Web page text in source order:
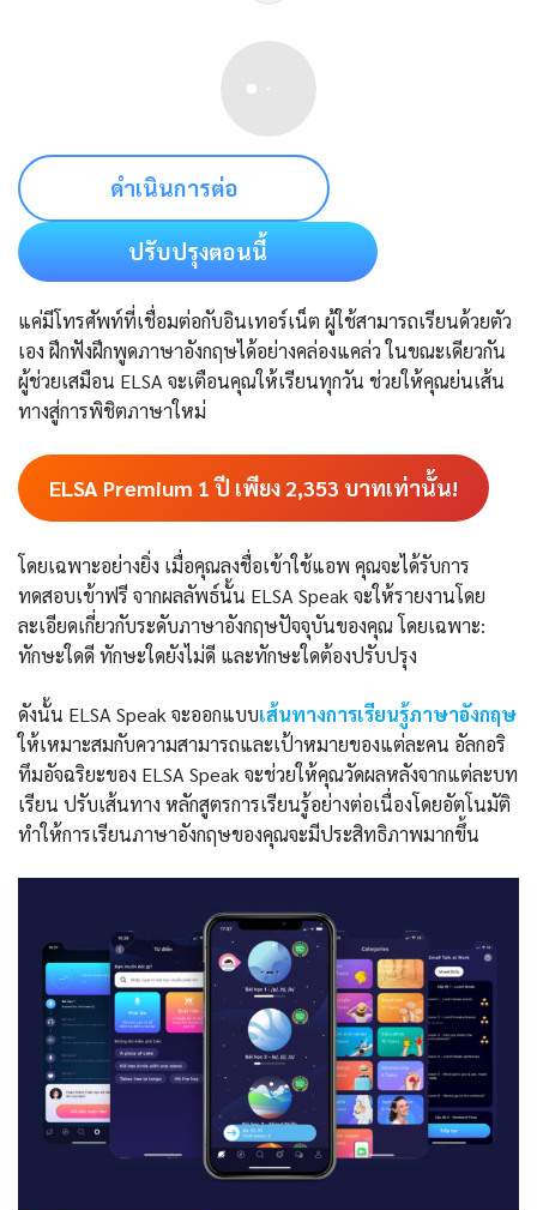
ดำเนินการต่อ
ปรับปรุงตอนนี้
แค่มีโทรศัพท์ที่เชื่อมต่อกับอินเทอร์เน็ต ผู้ใช้สามารถเรียนด้วยตัว
เอง ฝึกฟังฝึกพูดภาษาอังกฤษได้อย่างคล่องแคล่ว ในขณะเดียวกัน
ผู้ช่วยเสมือน ELSA จะเตือนคุณให้เรียนทุกวัน ช่วยให้คุณย่นเส้น
ทางสู่การพิชิตภาษาใหม่
ELSA Premium 1 ปี เพียง2,353 บาทเท่านั้น!
โดยเฉพาะอย่างยิ่ง เมื่อคุณลงชื่อเข้าใช้แอพ คุณจะได้รับการ
ทดสอบเข้าฟรี จากผลลัพธ์นั้น ELSA Speak จะให้รายงานโดย
ละเอียดเกี่ยวกับระดับภาษาอังกฤษปัจจุบันของคุณ โดยเฉพาะ:
ทักษะใดดี ทักษะใดยังไม่ดี และทักษะใดต้องปรับปรุง
ดังนั้น ELSA Speak จะออกแบบเส้นทางการเรียนรู้ภาษาอังกฤษ
ให้เหมาะสมกับความสามารถและเป้าหมายของแต่ละคน อัลกอริ
ทึมอัจฉริยะของ ELSA Speak จะช่วยให้คุณวัดผลหลังจากแต่ละบท
เรียน ปรับเส้นทาง หลักสูตรการเรียนรู้อย่างต่อเนื่องโดยอัตโนมัติ
ทำให้การเรียนภาษาอังกฤษของคุณจะมีประสิทธิภาพมากขึ้น